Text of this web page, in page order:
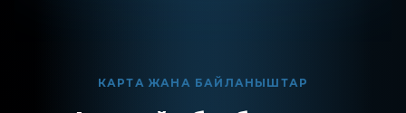
КАРТА ЖАНА БАЙЛАНЫШТАР